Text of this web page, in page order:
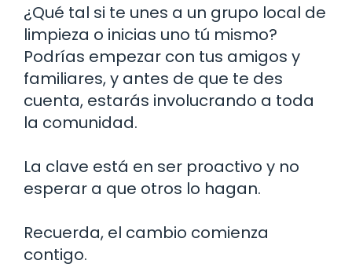
¿Qué tal si te unes a un grupo local de
limpieza o inicias uno tú mismo?
Podrías empezar con tus amigos y
familiares, y antes de que te des
cuenta, estarás involucrando a toda
la comunidad.
La clave está en ser proactivo y no
esperar a que otros lo hagan.
Recuerda, el cambio comienza
contigo.